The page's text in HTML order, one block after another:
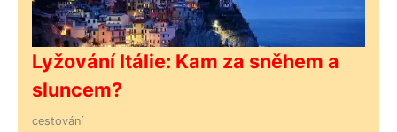
Lyžování Itálie: Kam za sněhem a
sluncem?
cestování